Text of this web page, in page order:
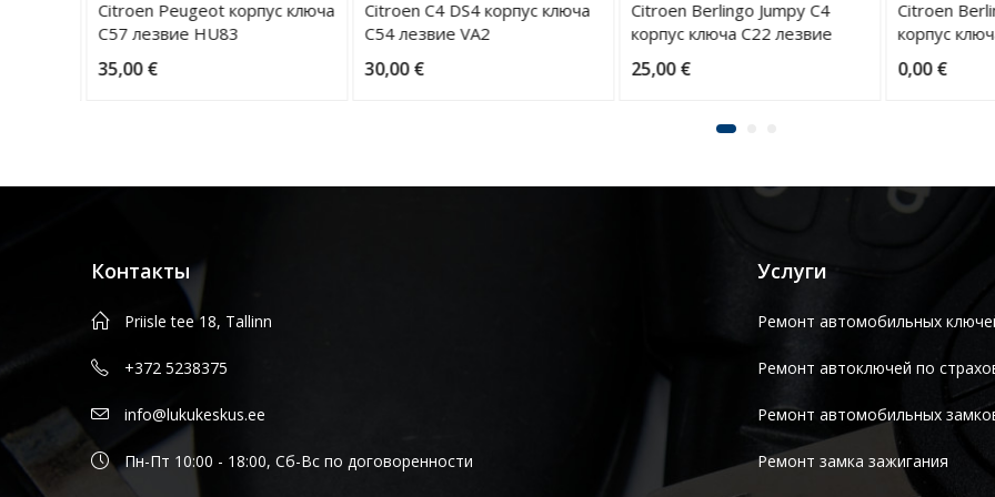
Citroen Peugeot корпус ключа
C57 лезвие HU83
35,00€
Citroen C4 DS4 корпус ключа
C54 лезвие VA2
30,00€
Citroen Berlingo Jumpy C4
корпус ключа C22 лезвие
HU83
25,00€
Citroen
корпус
0,00€
Контакты
Priisle tee 18, Tallinn
+372 5238375
info@lukukeskus.ee
Пн-Пт 10:00 - 18:00, Сб-Вс по договоренности
Услуги
Ремонт автомобильных
Ремонт автоключей по
Ремонт автомобильных
Ремонт замка зажигания